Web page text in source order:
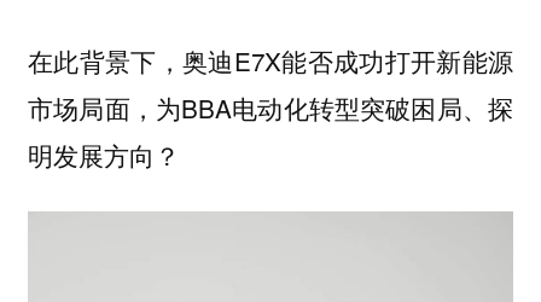
在此背景下，奥迪E7X能否成功打开新能源
市场局面，为BBA电动化转型突破困局、探
明发展方向？